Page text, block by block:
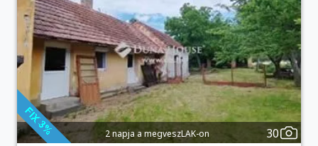
2 napja a megveszLAK-on 30